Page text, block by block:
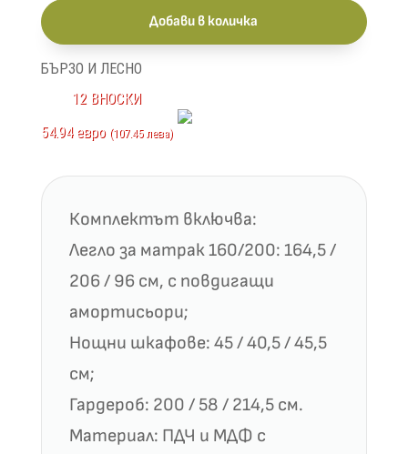
Сити
7045
Добави в количка
БЪРЗО И ЛЕСНО
12 ВНОСКИ
54.94 евро (107.45 лева)
Комплектът включва:
Легло за матрак 160/200: 164,5 /
206 / 96 см, с повдигащи
амортисьори;
Нощни шкафове: 45 / 40,5 / 45,5
см;
Гардероб: 200 / 58 / 214,5 см.
Материал: ПДЧ и МДФ с